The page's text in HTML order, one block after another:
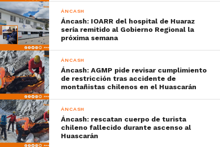
ÁNCASH
Áncash: IOARR del hospital de Huaraz
sería remitido al Gobierno Regional la
próxima semana
ÁNCASH
Áncash: AGMP pide revisar cumplimiento
de restricción tras accidente de
montañistas chilenos en el Huascarán
ÁNCASH
Áncash: rescatan cuerpo de turista
chileno fallecido durante ascenso al
Huascarán